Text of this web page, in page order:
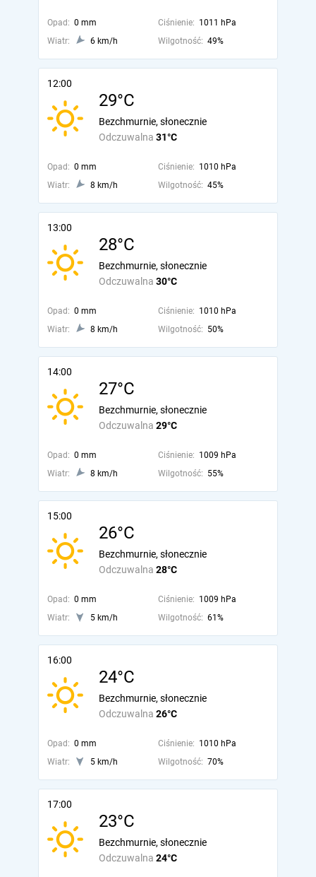
Opad: 0 mm Ciśnienie: 1011 hPa
Wiatr:
6 km/h Wilgotność: 49%
12:00
29°C
Odczuwalna 31°C
Bezchmurnie, słonecznie
Opad: 0 mm Ciśnienie: 1010 hPa
Wiatr:
8 km/h Wilgotność: 45%
13:00
28°C
Odczuwalna 30°C
Bezchmurnie, słonecznie
Opad: 0 mm Ciśnienie: 1010 hPa
Wiatr:
8 km/h Wilgotność: 50%
14:00
27°C
Odczuwalna 29°C
Bezchmurnie, słonecznie
Opad: 0 mm Ciśnienie: 1009 hPa
Wiatr:
8 km/h Wilgotność: 55%
15:00
26°C
Odczuwalna 28°C
Bezchmurnie, słonecznie
Opad: 0 mm Ciśnienie: 1009 hPa
Wiatr:
5 km/h Wilgotność: 61%
16:00
24°C
Odczuwalna 26°C
Bezchmurnie, słonecznie
Opad: 0 mm Ciśnienie: 1010 hPa
Wiatr:
5 km/h Wilgotność: 70%
17:00
23°C
Odczuwalna 24°C
Bezchmurnie, słonecznie